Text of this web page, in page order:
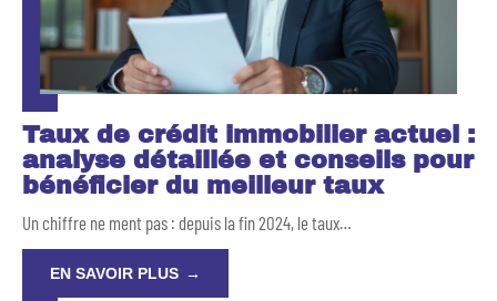
Taux de crédit immobilier actuel :
analyse détaillée et conseils pour
bénéficier du meilleur taux
Un chiffre ne ment pas : depuis la fin 2024, le taux…
EN SAVOIR PLUS